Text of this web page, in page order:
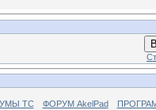
TC ФОРУМ AkelPad